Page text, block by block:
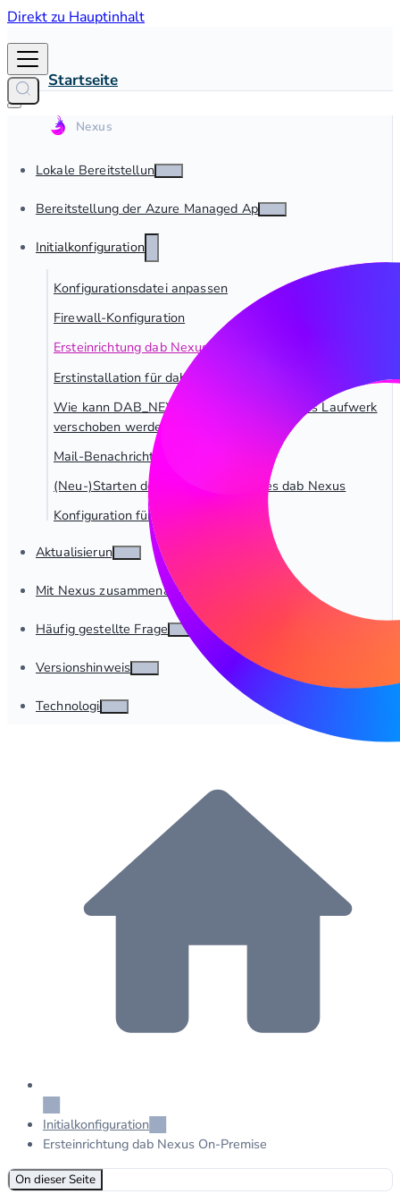
Direkt zu Hauptinhalt
Startseite
Lokale Bereitstellung
Bereitstellung der Azure Managed App
Initialkonfiguration
Konfigurationsdatei anpassen
Firewall-Konfiguration
Ersteinrichtung dab Nexus On-Premise
Erstinstallation für dab Nexus Managed App
Wie kann DAB_NEXUS_HOME auf ein neues Laufwerk
verschoben werden?
Mail-Benachrichtigungen einrichten
(Neu-)Starten des Windows-Dienstes dab Nexus
Konfiguration für Berichtsextraktion
Aktualisierung
Mit Nexus zusammenarbeiten
Häufig gestellte Fragen
Versionshinweise
Technologie
Initialkonfiguration
Ersteinrichtung dab Nexus On-Premise
On dieser Seite